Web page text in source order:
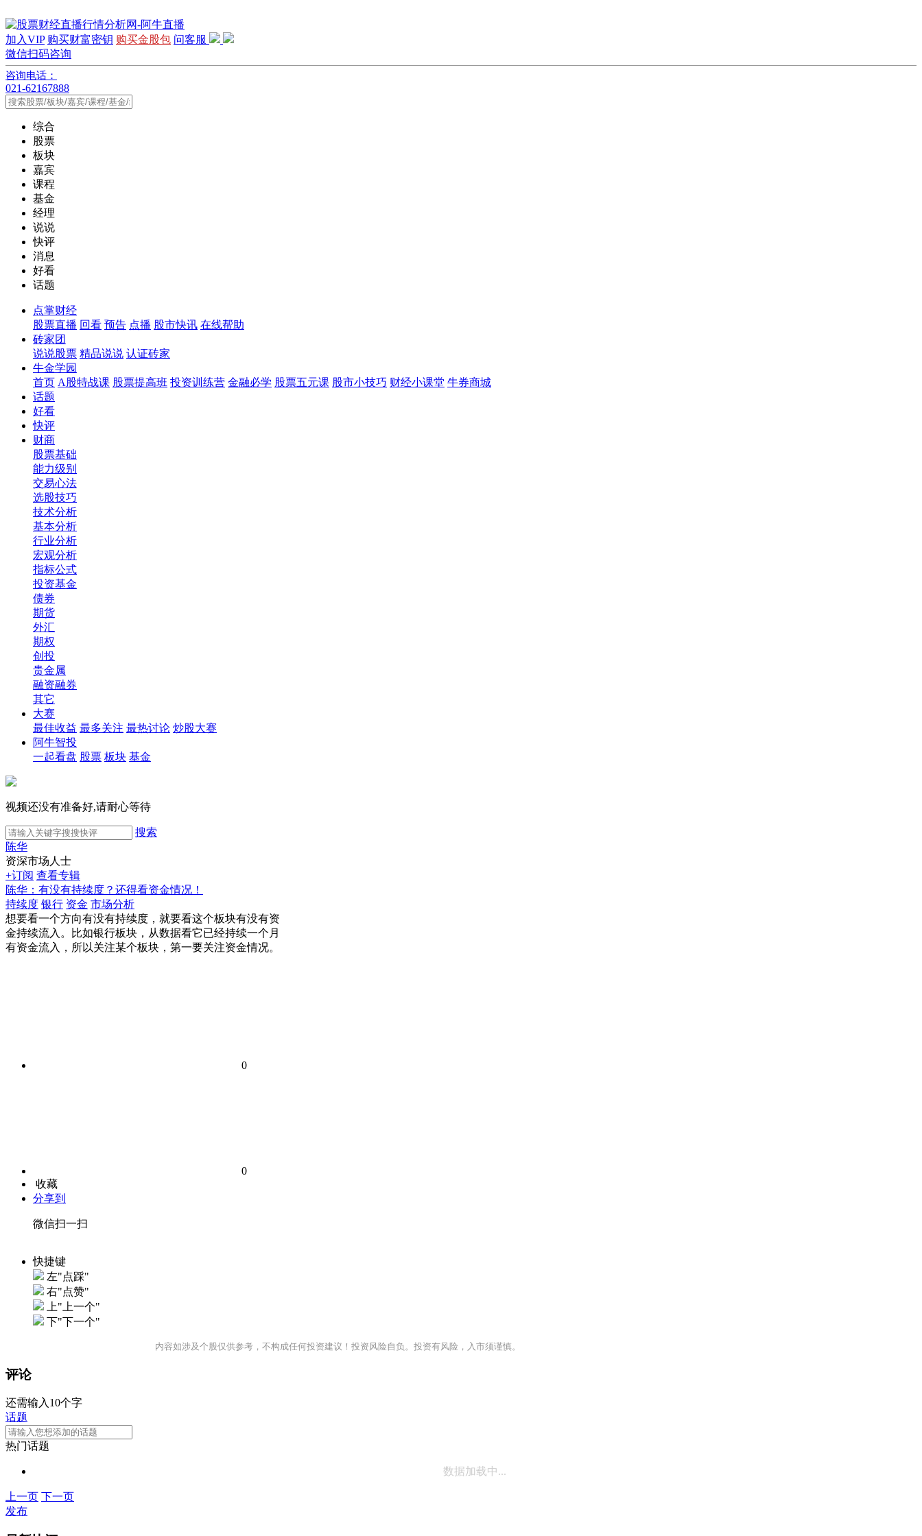
加入VIP 购买财富密钥 购买金股包 问客服
微信扫码咨询
咨询电话：
021-62167888
综合
股票
板块
嘉宾
课程
基金
经理
说说
快评
消息
好看
话题
点掌财经
股票直播 回看 预告 点播 股市快讯 在线帮助
砖家团
说说股票 精品说说 认证砖家
牛金学园
首页 A股特战课 股票提高班 投资训练营 金融必学 股票五元课 股市小技巧 财经小课堂 牛券商城
话题
好看
快评
财商
股票基础
能力级别
交易心法
选股技巧
技术分析
基本分析
行业分析
宏观分析
指标公式
投资基金
债券
期货
外汇
期权
创投
贵金属
融资融券
其它
大赛
最佳收益 最多关注 最热讨论 炒股大赛
阿牛智投
一起看盘 股票 板块 基金
视频还没有准备好,请耐心等待
搜索
陈华
资深市场人士
+订阅 查看专辑
陈华：有没有持续度？还得看资金情况！
持续度 银行 资金 市场分析
想要看一个方向有没有持续度，就要看这个板块有没有资
金持续流入。比如银行板块，从数据看它已经持续一个月
有资金流入，所以关注某个板块，第一要关注资金情况。
0
0
收藏
分享到
微信扫一扫
快捷键
左"点踩"
右"点赞"
上"上一个"
下"下一个"
内容如涉及个股仅供参考，不构成任何投资建议！投资风险自负。投资有风险，入市须谨慎。
评论
还需输入10个字
话题
热门话题
数据加载中...
上一页 下一页
发布